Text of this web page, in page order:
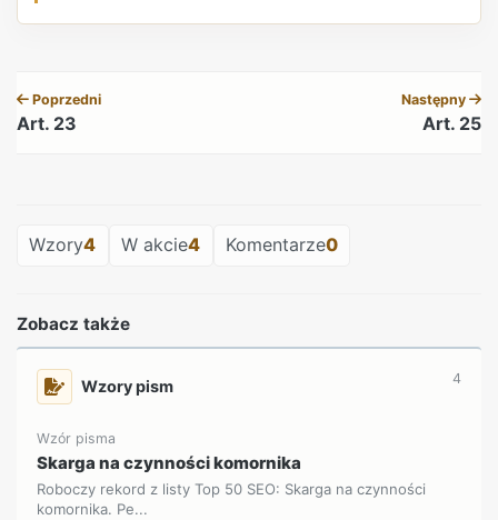
Poprzedni
Art. 23
Następny
Art. 25
Wzory4 W akcie4 Komentarze0
Zobacz także
Wzory pism 4
Wzór pisma
Skarga na czynności komornika
Roboczy rekord z listy Top 50 SEO: Skarga na czynności
komornika. Pe...